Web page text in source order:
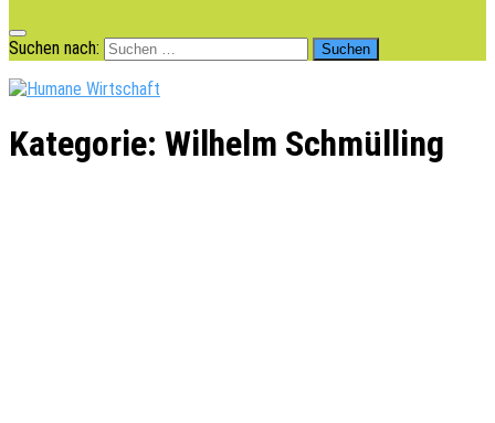
Suchen nach:
Kategorie: Wilhelm Schmülling